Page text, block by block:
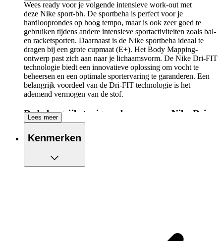
Wees ready voor je volgende intensieve work-out met
deze Nike sport-bh. De sportbeha is perfect voor je
hardlooprondes op hoog tempo, maar is ook zeer goed te
gebruiken tijdens andere intensieve sportactiviteiten zoals bal-
en racketsporten. Daarnaast is de Nike sportbeha ideaal te
dragen bij een grote cupmaat (E+). Het Body Mapping-
ontwerp past zich aan naar je lichaamsvorm. De Nike Dri-FIT
technologie biedt een innovatieve oplossing om vocht te
beheersen en een optimale sportervaring te garanderen. Een
belangrijk voordeel van de Dri-FIT technologie is het
ademend vermogen van de stof.
De belangrijkste eigenschappen van Nike Dri-
FIT Swoosh High-Support Sports Bra op een
rijtje:
Extra ondersteuning
Geschikt voor intensieve hardloopsessies
Lees meer
Kenmerken